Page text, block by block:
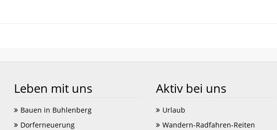
Leben mit uns
Bauen in Buhlenberg
Dorferneuerung
Aktiv bei uns
Urlaub
Wandern-Radfahren-Reiten